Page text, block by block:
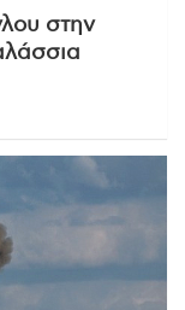
στην